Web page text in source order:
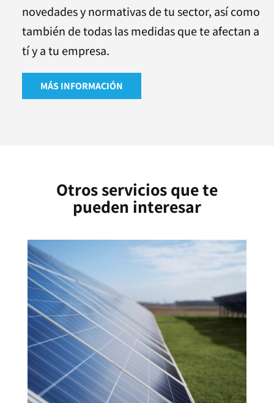
novedades y normativas de tu sector, así como
también de todas las medidas que te afectan a
tí y a tu empresa.
MÁS INFORMACIÓN
Otros servicios que te
pueden interesar